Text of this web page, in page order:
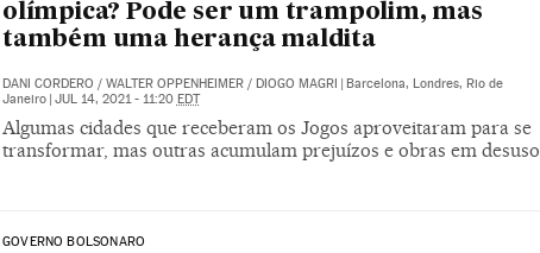
olímpica? Pode ser um trampolim, mas
também uma herança maldita
DANI CORDERO / WALTER OPPENHEIMER/ DIOGO MAGRI
Barcelona, Londres, Rio de
Janeiro JUL 14, 2021 - 11:20 EDT
Algumas cidades que receberam os Jogos aproveitaram para se
transformar, mas outras acumulam prejuízos e obras em desuso
GOVERNO BOLSONARO